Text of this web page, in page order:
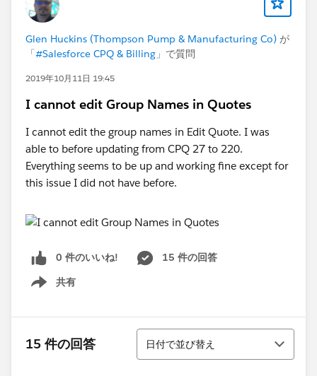
Glen Huckins (Thompson Pump & Manufacturing Co) が
「#Salesforce CPQ & Billing 」で質問
2019年10月11日 19:45
I cannot edit Group Names in Quotes
I cannot edit the group names in Edit Quote. I was
able to before updating from CPQ 27 to 220.
Everything seems to be up and working fine except for
this issue I did not have before.
0 件のいいね!
15 件の回答
共有
Show menu
15 件の回答
並び替え
日付で並び替え